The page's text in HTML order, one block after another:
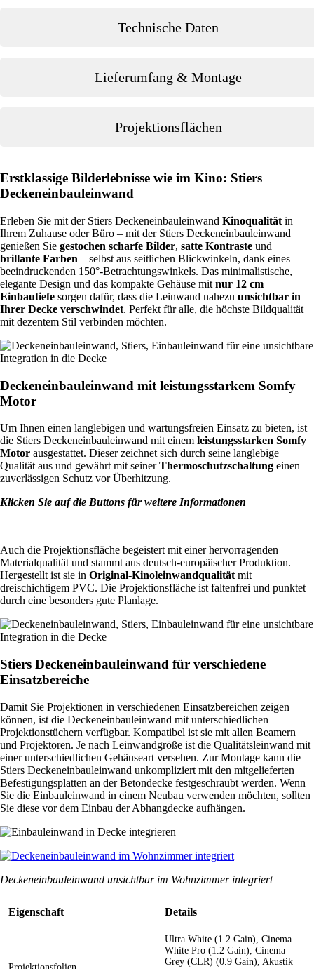
Technische Daten
Lieferumfang & Montage
Projektionsflächen
Erstklassige Bilderlebnisse wie im Kino: Stiers
Deckeneinbauleinwand
Erleben Sie mit der Stiers Deckeneinbauleinwand Kinoqualität in
Ihrem Zuhause oder Büro – mit der Stiers Deckeneinbauleinwand
genießen Sie gestochen scharfe Bilder, satte Kontraste und
brillante Farben – selbst aus seitlichen Blickwinkeln, dank eines
beeindruckenden 150°-Betrachtungswinkels. Das minimalistische,
elegante Design und das kompakte Gehäuse mit nur 12 cm
Einbautiefe sorgen dafür, dass die Leinwand nahezu unsichtbar in
Ihrer Decke verschwindet. Perfekt für alle, die höchste Bildqualität
mit dezentem Stil verbinden möchten.
Deckeneinbauleinwand mit leistungsstarkem Somfy
Motor
Um Ihnen einen langlebigen und wartungsfreien Einsatz zu bieten, ist
die Stiers Deckeneinbauleinwand mit einem leistungsstarken Somfy
Motor ausgestattet. Dieser zeichnet sich durch seine langlebige
Qualität aus und gewährt mit seinerThermoschutzschaltung einen
zuverlässigen Schutz vor Überhitzung.
Klicken Sie auf die Buttons für weitere Informationen
Auch die Projektionsfläche begeistert mit einer hervorragenden
Materialqualität und stammt aus deutsch-europäischer Produktion.
Hergestellt ist sie in Original-Kinoleinwandqualität mit
dreischichtigem PVC. Die Projektionsfläche ist faltenfrei und punktet
durch eine besonders gute Planlage.
Stiers Deckeneinbauleinwand für verschiedene
Einsatzbereiche
Damit Sie Projektionen in verschiedenen Einsatzbereichen zeigen
können, ist die Deckeneinbauleinwand mit unterschiedlichen
Projektionstüchern verfügbar. Kompatibel ist sie mit allen Beamern
und Projektoren. Je nach Leinwandgröße ist die Qualitätsleinwand mit
einer unterschiedlichen Gehäuseart versehen. Zur Montage kann die
Stiers Deckeneinbauleinwand unkompliziert mit den mitgelieferten
Befestigungsplatten an der Betondecke festgeschraubt werden. Wenn
Sie die Einbauleinwand in einem Neubau verwenden möchten, sollten
Sie diese vor dem Einbau der Abhangdecke aufhängen.
Deckeneinbauleinwand unsichtbar im Wohnzimmer integriert
Eigenschaft Details
Ultra White (1.2 Gain), Cinema
White Pro (1.2 Gain), Cinema
Grey (CLR) (0.9 Gain), Akustik